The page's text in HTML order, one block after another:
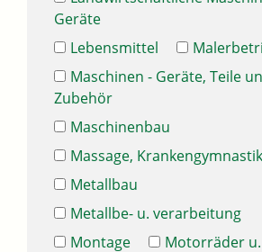
Geräte
Lebensmittel
Maschinen - Geräte, Teile
Zubehör
Maschinenbau
Massage, Krankengymnastik
Metallbau
Metallbe- u. verarbeitung
Montage
Motorräder